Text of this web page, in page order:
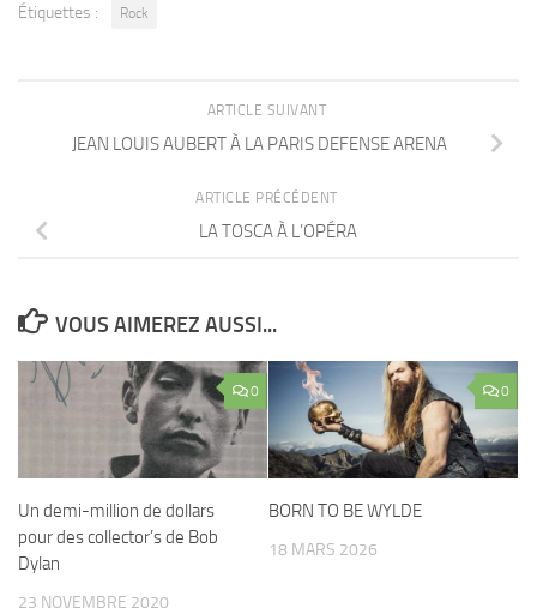
Étiquettes : Rock
ARTICLE SUIVANT
JEAN LOUIS AUBERT À LA PARIS DEFENSE ARENA
ARTICLE PRÉCÉDENT
LA TOSCA À L’OPÉRA
VOUS AIMEREZ AUSSI...
0
Un demi-million de dollars
pour des collector’s de Bob
Dylan
23 NOVEMBRE 2020
0
BORN TO BE WYLDE
18 MARS 2026